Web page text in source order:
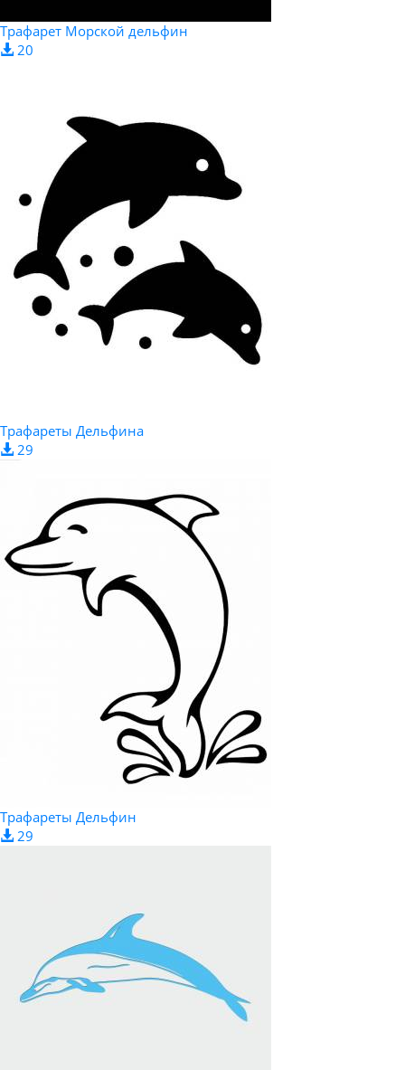
Трафарет Морской дельфин
20
Трафареты Дельфина
29
Трафареты Дельфин
29